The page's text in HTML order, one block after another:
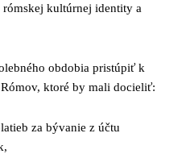
kultúrnej identity a
obdobia pristúpiť k
ktoré by mali docieliť:
za bývanie z účtu